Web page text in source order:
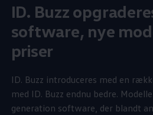
ID. Buzz
software, nye
priser
ID. Buzz introduceres med en
med ID. Buzz endnu bedre.
generation software, der blandt